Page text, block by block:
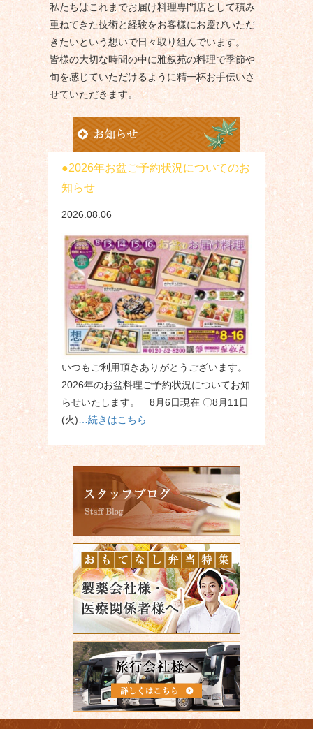
私たちはこれまでお届け料理専門店として積み
重ねてきた技術と経験をお客様にお慶びいただ
きたいという想いで日々取り組んでいます。
皆様の大切な時間の中に雅叙苑の料理で季節や
旬を感じていただけるように精一杯お手伝いさ
せていただきます。
2026年お盆ご予約状況についてのお
知らせ
2026.08.06
いつもご利用頂きありがとうございます。
2026年のお盆料理ご予約状況についてお知
らせいたします。 8月6日現在 〇8月11日
(火)…続きはこちら